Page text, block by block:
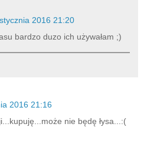
2016 21:20
bardzo duzo ich używałam ;)
2016 21:16
nie będę łysa...:(